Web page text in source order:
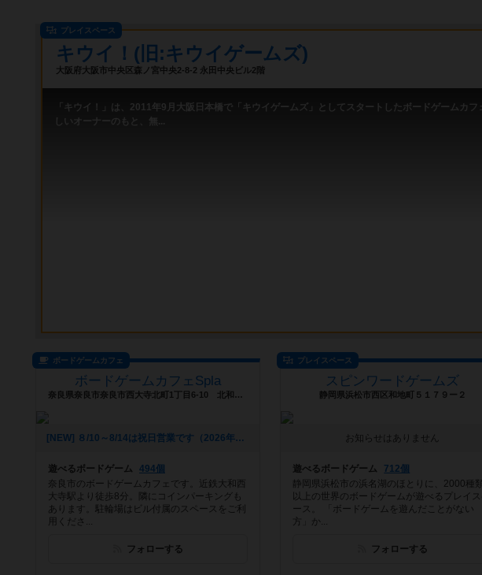
プレイスペース
キウイ！(旧:キウイゲームズ)
大阪府大阪市中央区森ノ宮中央2-8-2 永田中央ビル2階
「キウイ！」は、2011年9月大阪日本橋で「キウイゲームズ」としてスタートしたボードゲームカフ
しいオーナーのもと、無...
ボードゲームカフェ
ボードゲームカフェSpla
奈良県奈良市奈良市西大寺北町1丁目6-10 北和ビル3階
[NEW] ８/10～8/14は祝日営業です（2026年08月08日 20時54分）
遊べるボードゲーム
494個
奈良市のボードゲームカフェです。近鉄大和西
大寺駅より徒歩8分。隣にコインパーキングも
あります。駐輪場はビル付属のスペースをご利
用くださ...
フォローする
プレイスペース
スピンワードゲームズ
静岡県浜松市西区和地町５１７９ー２
お知らせはありません
遊べるボードゲーム
712個
静岡県浜松市の浜名湖のほとりに、2000種類
以上の世界のボードゲームが遊べるプレイ
ース。 「ボードゲームを遊んだことがない
方」か...
フォローする